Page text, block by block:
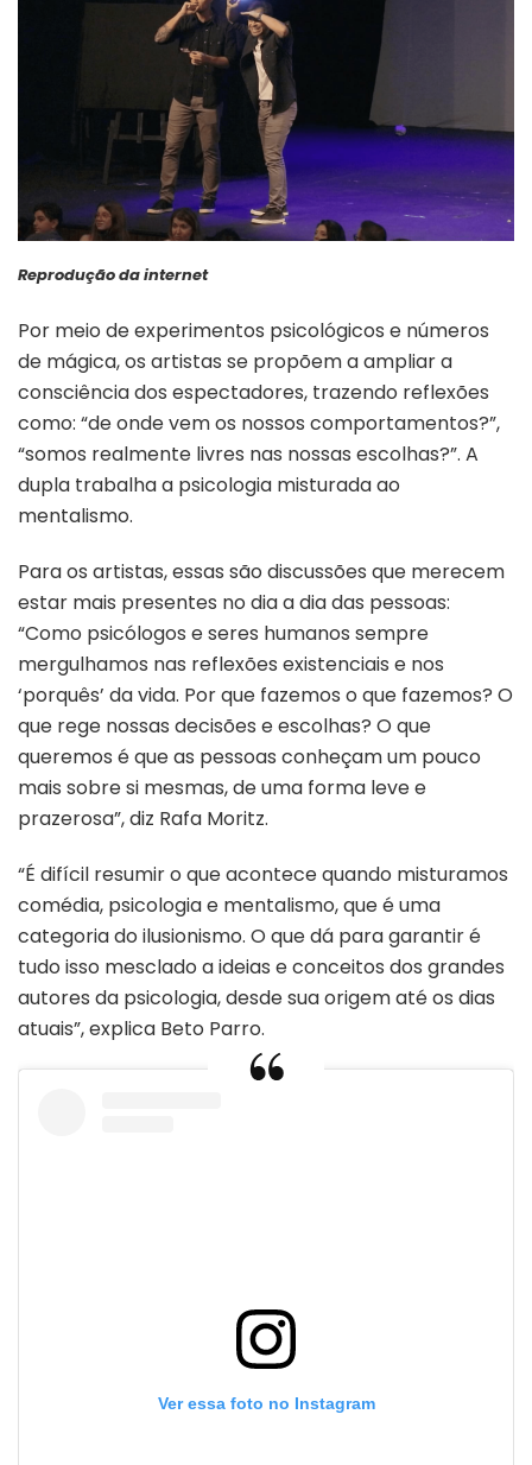
Reprodução da internet
Por meio de experimentos psicológicos e números
de mágica, os artistas se propõem a ampliar a
consciência dos espectadores, trazendo reflexões
como: “de onde vem os nossos comportamentos?”,
“somos realmente livres nas nossas escolhas?”. A
dupla trabalha a psicologia misturada ao
mentalismo.
Para os artistas, essas são discussões que merecem
estar mais presentes no dia a dia das pessoas:
“Como psicólogos e seres humanos sempre
mergulhamos nas reflexões existenciais e nos
‘porquês’ da vida. Por que fazemos o que fazemos? O
que rege nossas decisões e escolhas? O que
queremos é que as pessoas conheçam um pouco
mais sobre si mesmas, de uma forma leve e
prazerosa”, diz Rafa Moritz.
“É difícil resumir o que acontece quando misturamos
comédia, psicologia e mentalismo, que é uma
categoria do ilusionismo. O que dá para garantir é
tudo isso mesclado a ideias e conceitos dos grandes
autores da psicologia, desde sua origem até os dias
atuais”, explica Beto Parro.
Ver essa foto no Instagram